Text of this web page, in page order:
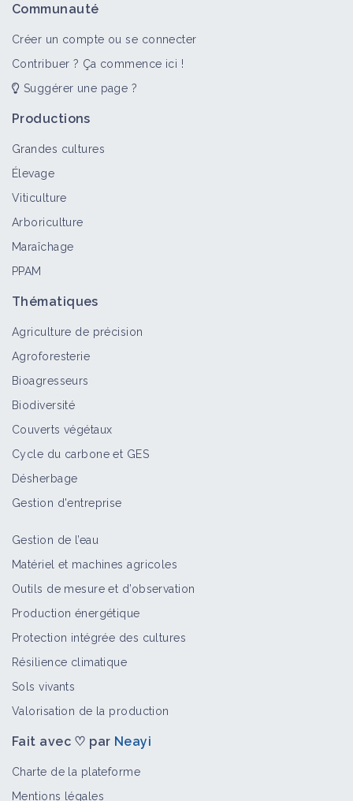
EARL de Champaumont
Des vignes conduites en bio et
Fiche technique
Implanter des légumineuses en
Communauté
Créer un compte ou se connecter
Contribuer ? Ça commence ici !
Suggérer une page ?
Productions
Grandes cultures
Élevage
Viticulture
Arboriculture
Maraîchage
PPAM
Thématiques
Agriculture de précision
Agroforesterie
Bioagresseurs
Biodiversité
Couverts végétaux
Cycle du carbone et GES
Désherbage
Gestion d'entreprise
Gestion de l’eau
Matériel et machines agricoles
Outils de mesure et d’observation
Production énergétique
Protection intégrée des cultures
Résilience climatique
Sols vivants
Valorisation de la production
Fait avec ♡ par Neayi
Charte de la plateforme
Mentions légales